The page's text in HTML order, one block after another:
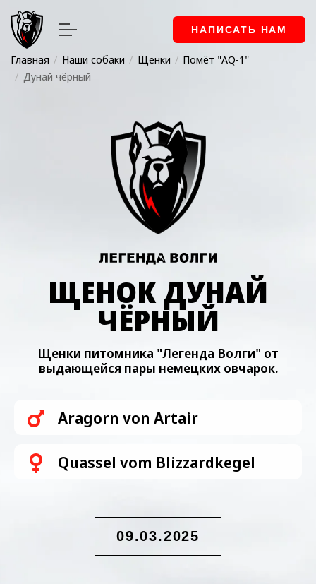
НАПИСАТЬ НАМ
Главная Наши собаки Щенки
Помёт "AQ-1"
Дунай чёрный
ЩЕНОК ДУНАЙ
ЧЁРНЫЙ
Щенки питомника "Легенда Волги" от
выдающейся пары немецких овчарок.
Aragorn von Artair
Quassel vom Blizzardkegel
09.03.2025